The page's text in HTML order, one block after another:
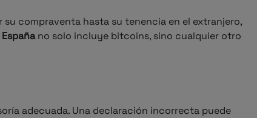
compraventa hasta su tenencia en el extranjero,
no solo incluye bitcoins, sino cualquier otro
adecuada. Una declaración incorrecta puede